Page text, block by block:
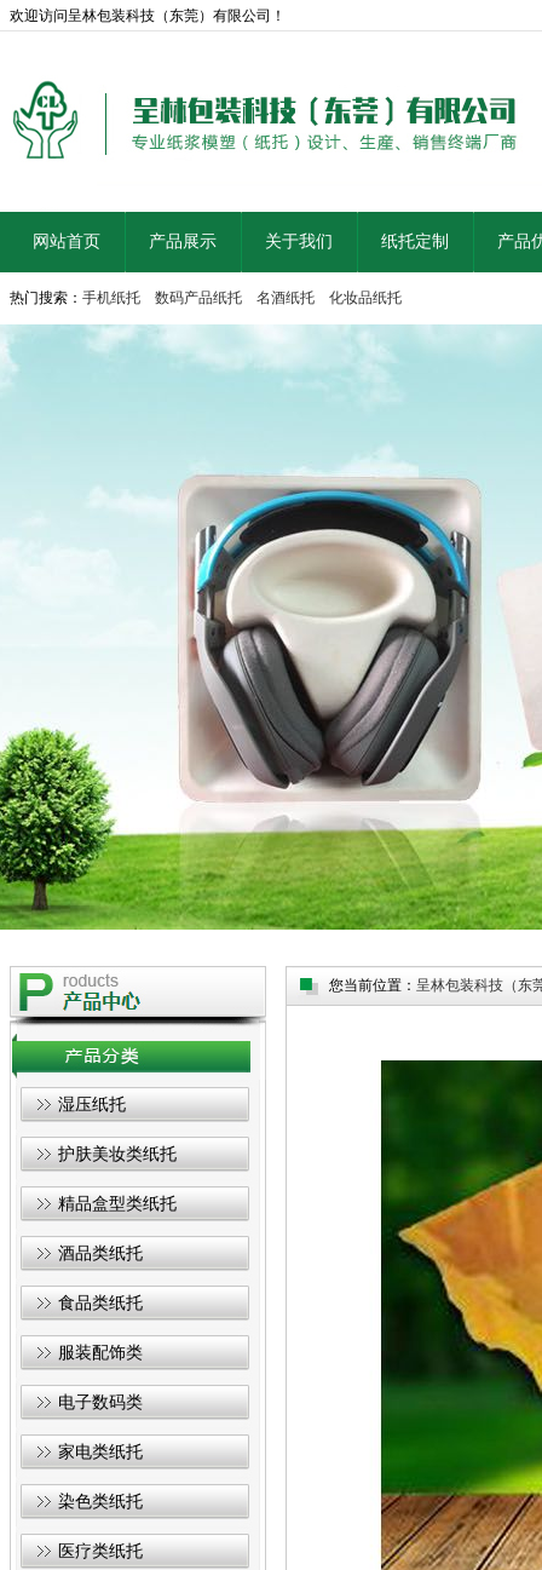
欢迎访问呈林包装科技（东莞）有限公司！
网站首页 产品展示 关于我们 纸托定制 产品
热门搜索： 手机纸托 数码产品纸托 名酒纸托 化妆品纸托
湿压纸托
护肤美妆类纸托
精品盒型类纸托
酒品类纸托
食品类纸托
服装配饰类
电子数码类
家电类纸托
染色类纸托
医疗类纸托
您当前位置： 呈林包装科技（东